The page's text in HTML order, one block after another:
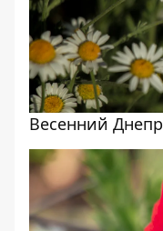
Весенний Днепр